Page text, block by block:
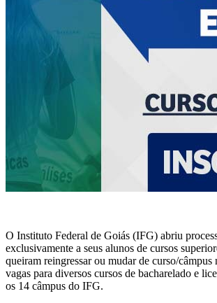
O Instituto Federal de Goiás (IFG) abriu
exclusivamente a seus alunos de cursos
queiram reingressar ou mudar de curso/
vagas para diversos cursos de bacharelado e
os 14 câmpus do IFG.